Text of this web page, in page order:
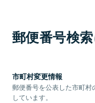
郵便番号検
市町村変更情報
郵便番号を公表した市町
しています。